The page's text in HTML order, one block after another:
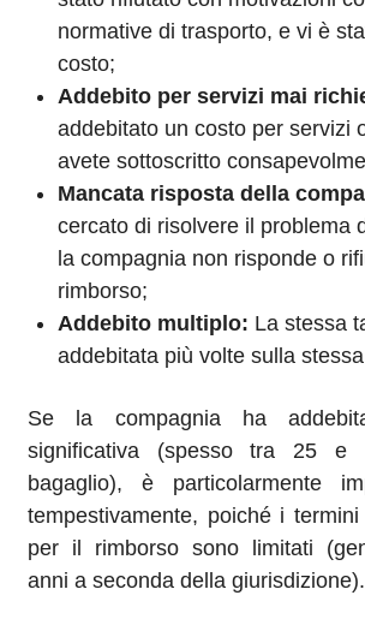
normative di trasporto, e vi è
costo;
Addebito per servizi mai
addebitato un costo per servizi
avete sottoscritto
Mancata risposta della
cercato di risolvere il problema
la compagnia non risponde o
rimborso;
Addebito multiplo: La stessa
addebitata più volte sulla
Se la compagnia ha
significativa (spesso tra 25 e
bagaglio), è particolarmente
tempestivamente, poiché i
per il rimborso sono limitati
anni a seconda della giurisdizione).